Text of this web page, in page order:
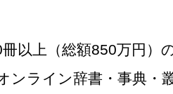
以上（総額850万円）
ンライン辞書・事典・